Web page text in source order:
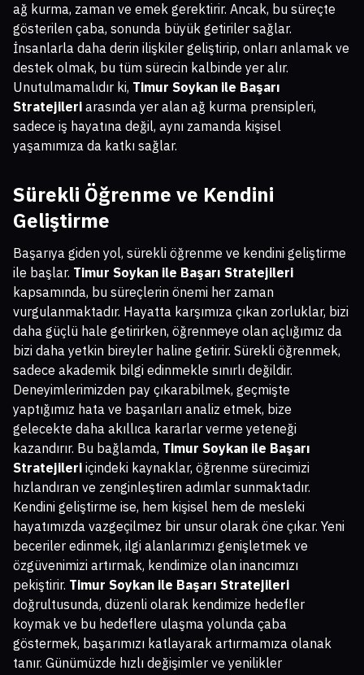
ağ kurma, zaman ve emek gerektirir. Ancak, bu süreçte
gösterilen çaba, sonunda büyük getiriler sağlar.
İnsanlarla daha derin ilişkiler geliştirip, onları anlamak ve
destek olmak, bu tüm sürecin kalbinde yer alır.
Unutulmamalıdır ki, Timur Soykan ile Başarı
Stratejileri arasında yer alan ağ kurma prensipleri,
sadece iş hayatına değil, aynı zamanda kişisel
yaşamımıza da katkı sağlar.
Sürekli Öğrenme ve Kendini
Geliştirme
Başarıya giden yol, sürekli öğrenme ve kendini geliştirme
ile başlar. Timur Soykan ile Başarı Stratejileri
kapsamında, bu süreçlerin önemi her zaman
vurgulanmaktadır. Hayatta karşımıza çıkan zorluklar, bizi
daha güçlü hale getirirken, öğrenmeye olan açlığımız da
bizi daha yetkin bireyler haline getirir. Sürekli öğrenmek,
sadece akademik bilgi edinmekle sınırlı değildir.
Deneyimlerimizden pay çıkarabilmek, geçmişte
yaptığımız hata ve başarıları analiz etmek, bize
gelecekte daha akıllıca kararlar verme yeteneği
kazandırır. Bu bağlamda, Timur Soykan ile Başarı
Stratejileri içindeki kaynaklar, öğrenme sürecimizi
hızlandıran ve zenginleştiren adımlar sunmaktadır.
Kendini geliştirme ise, hem kişisel hem de mesleki
hayatımızda vazgeçilmez bir unsur olarak öne çıkar. Yeni
beceriler edinmek, ilgi alanlarımızı genişletmek ve
özgüvenimizi artırmak, kendimize olan inancımızı
pekiştirir. Timur Soykan ile Başarı Stratejileri
doğrultusunda, düzenli olarak kendimize hedefler
koymak ve bu hedeflere ulaşma yolunda çaba
göstermek, başarımızı katlayarak artırmamıza olanak
tanır. Günümüzde hızlı değişimler ve yenilikler